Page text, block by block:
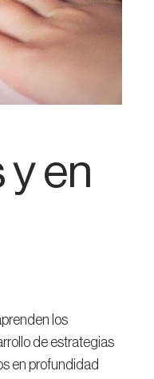
en
los
de estrategias
en profundidad